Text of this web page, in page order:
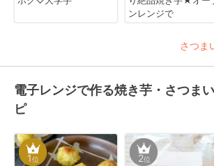
ンレンジで
さつま
電子レンジで作る焼き芋・さつま
ピ
1位 2位